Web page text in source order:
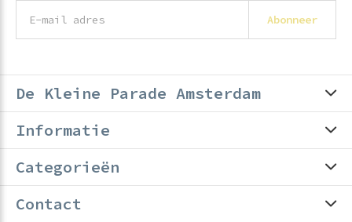
Abonneer
De Kleine Parade Amsterdam
Informatie
Categorieën
Contact